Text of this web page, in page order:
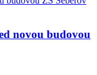
novou budovou